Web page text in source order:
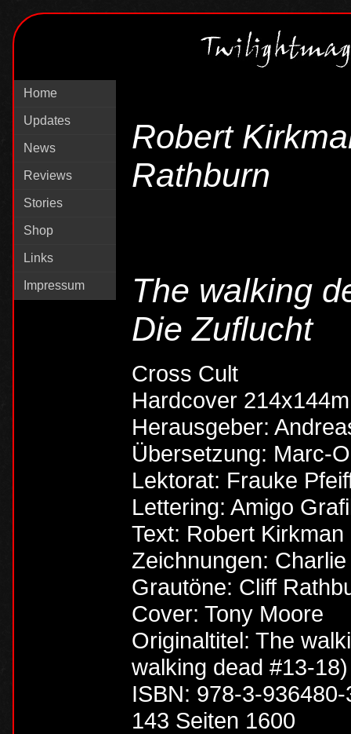
Home
Updates
News
Reviews
Stories
Shop
Links
Impressum
Robert
Rathburn
The walking
Die Zuflucht
Cross Cult
Hardcover
Herausgeber:
Übersetzung: Marc-
Lektorat: Frauke
Lettering: Amigo
Text: Robert Kirkman
Zeichnungen:
Grautöne: Cliff
Cover: Tony Moore
Originaltitel: The
walking dead #13-18)
ISBN: 978-3-
143 Seiten 1600